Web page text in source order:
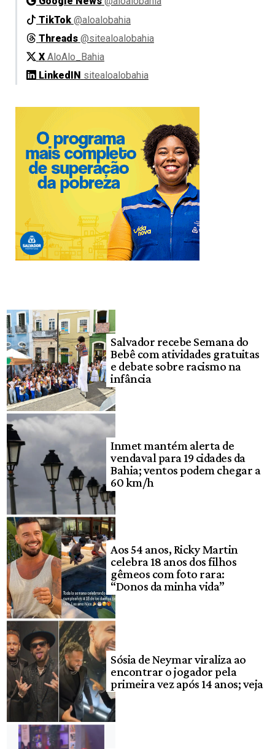
TikTok @aloalobahia
Threads @sitealoalobahia
X AloAlo_Bahia
LinkedIN sitealoalobahia
Salvador recebe Semana do
Bebê com atividades gratuitas
e debate sobre racismo na
infância
Inmet mantém alerta de
vendaval para 19 cidades da
Bahia; ventos podem chegar a
60 km/h
Aos 54 anos, Ricky Martin
celebra 18 anos dos filhos
gêmeos com foto rara:
“Donos da minha vida”
Sósia de Neymar viraliza ao
encontrar o jogador pela
primeira vez após 14 anos; veja